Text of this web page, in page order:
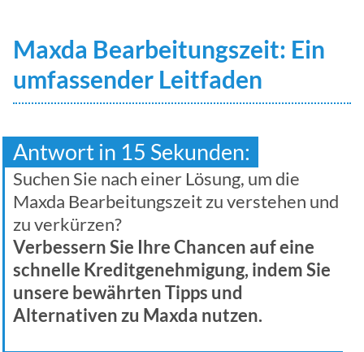
Maxda Bearbeitungszeit: Ein
umfassender Leitfaden
Antwort in 15 Sekunden:
Suchen Sie nach einer Lösung, um die
Maxda Bearbeitungszeit zu verstehen und
zu verkürzen?
Verbessern Sie Ihre Chancen auf eine
schnelle Kreditgenehmigung, indem Sie
unsere bewährten Tipps und
Alternativen zu Maxda nutzen.